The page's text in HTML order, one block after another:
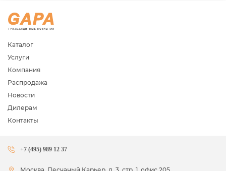
Каталог
Услуги
Компания
Распродажа
Новости
Дилерам
Контакты
+7 (495) 989 12 37